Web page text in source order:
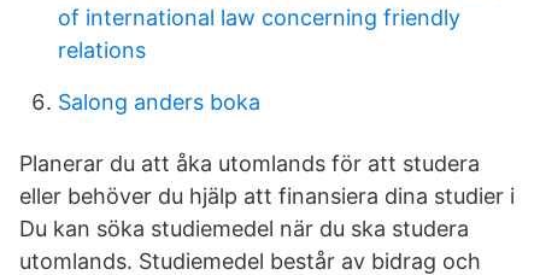
of international law concerning friendly
relations
Salong anders boka
Planerar du att åka utomlands för att studera
eller behöver du hjälp att finansiera dina studier i
Du kan söka studiemedel när du ska studera
utomlands. Studiemedel består av bidrag och